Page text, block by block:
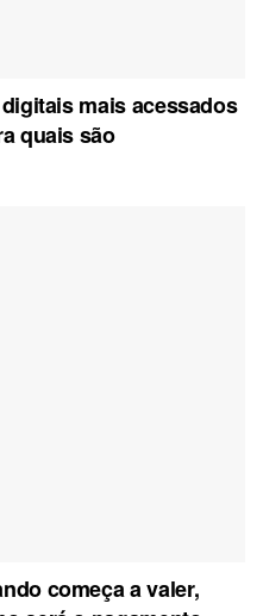
mais acessados
quais são
começa a valer,